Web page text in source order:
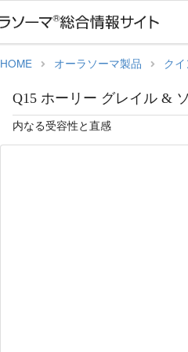
HOME オーラソーマ製品 ク
Q15 ホーリー グレイル &
内なる受容性と直感